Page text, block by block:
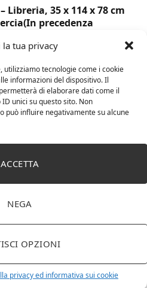
la tua privacy
tecnologie come i cookie
informazioni del dispositivo. Il
di elaborare dati come il
unici su questo sito. Non
può influire negativamente su alcune
ACCETTA
NEGA
OPZIONI
privacy ed informativa sui cookie
Libreria, 35 x 114 x 78 cm
precedenza
Bicchieri PET
per acqua bevande